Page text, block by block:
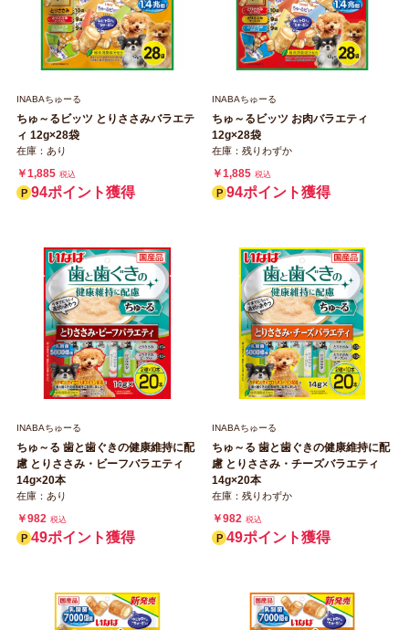
INABAちゅーる
ちゅ～るビッツ とりささみバラエテ
ィ 12g×28袋
在庫：あり
￥1,885 税込
94ポイント獲得
INABAちゅーる
ちゅ～るビッツ お肉バラエティ
12g×28袋
在庫：残りわずか
￥1,885 税込
94ポイント獲得
INABAちゅーる
ちゅ～る 歯と歯ぐきの健康維持に配
慮 とりささみ・ビーフバラエティ
14g×20本
在庫：あり
￥982 税込
49ポイント獲得
INABAちゅーる
ちゅ～る 歯と歯ぐきの健康維持に配
慮 とりささみ・チーズバラエティ
14g×20本
在庫：残りわずか
￥982 税込
49ポイント獲得